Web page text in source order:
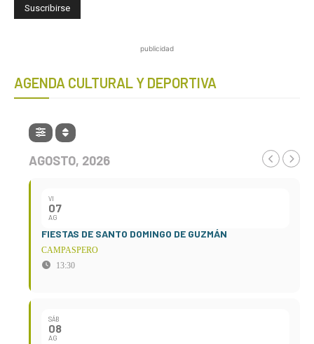
publicidad
AGENDA CULTURAL Y DEPORTIVA
AGOSTO, 2026
VI
07
AG
FIESTAS DE SANTO DOMINGO DE GUZMÁN
CAMPASPERO
13:30
SÁB
08
AG